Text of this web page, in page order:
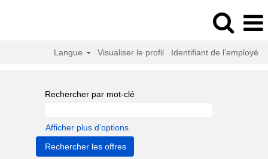
Langue Visualiser le profil Identifiant de l’employé
Rechercher par mot-clé
Afficher plus d’options